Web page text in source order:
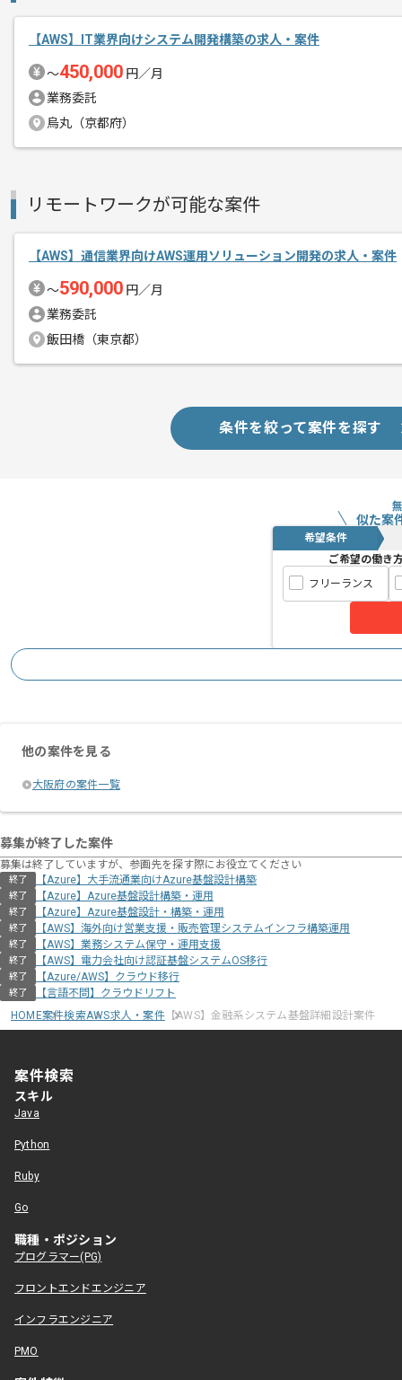
エージェントからのコ
メント
【AWS】IT業界向けシステム開発構築の求人・案件
〜450,000 円／月
業務委託
烏丸（京都府）
リモートワークが可能な案件
【AWS】通信業界向けAWS運用ソリューション開発の求人・案件
〜590,000 円／月
業務委託
飯田橋（東京都）
条件を絞って案件を探す
似た案
希望条件
ご希望の働き
フリーランス
他の案件を見る
大阪府の案件一覧
募集が終了した案件
募集は終了していますが、参画先を探す際にお役立てください
終了 【Azure】大手流通業向けAzure基盤設計構築
終了 【Azure】Azure基盤設計構築・運用
終了 【Azure】Azure基盤設計・構築・運用
終了 【AWS】海外向け営業支援・販売管理システムインフラ構築運用
終了 【AWS】業務システム保守・運用支援
終了 【AWS】電力会社向け認証基盤システムOS移行
終了 【Azure/AWS】クラウド移行
終了
【言語不問】クラウドリフト
HOME案件検索AWS求人・案件【AWS】金融系システム基盤詳細設計案件
案件検索
スキル
Java
Python
Ruby
Go
職種・ポジション
プログラマー(PG)
フロントエンドエンジニア
インフラエンジニア
PMO